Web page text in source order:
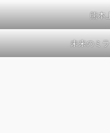
熊本
未来のミ